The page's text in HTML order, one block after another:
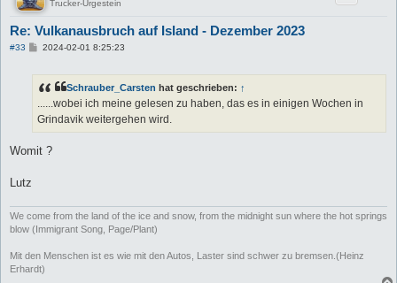
Trucker-Urgestein
Re: Vulkanausbruch auf Island - Dezember 2023
#33
B
r
g
2024-02-01 8:25:23
Schrauber_Carsten hat geschrieben: ↑
......wobei ich meine gelesen zu haben, das es in einigen Wochen in
Grindavik weitergehen wird.
Womit ?
Lutz
We come from the land of the ice and snow, from the midnight sun where the hot springs
blow (Immigrant Song, Page/Plant)
Mit den Menschen ist es wie mit den Autos, Laster sind schwer zu bremsen.(Heinz
Erhardt)